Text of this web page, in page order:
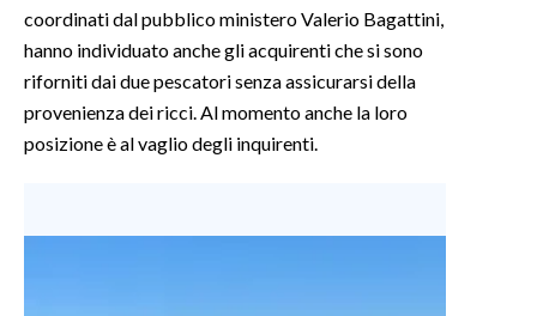
coordinati dal pubblico ministero Valerio Bagattini,
hanno individuato anche gli acquirenti che si sono
riforniti dai due pescatori senza assicurarsi della
provenienza dei ricci. Al momento anche la loro
posizione è al vaglio degli inquirenti.